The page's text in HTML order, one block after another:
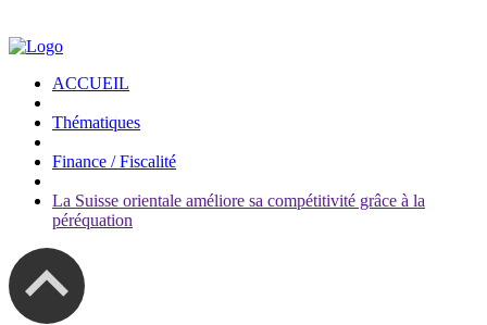
ACCUEIL
Thématiques
Finance / Fiscalité
La Suisse orientale améliore sa compétitivité grâce à la
péréquation